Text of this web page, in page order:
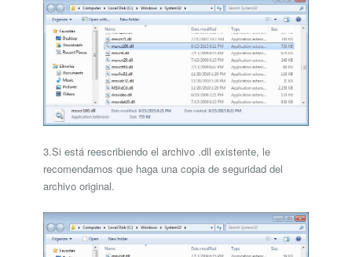
3.Si está reescribiendo el archivo .dll existente, le
recomendamos que haga una copia de seguridad del
archivo original.